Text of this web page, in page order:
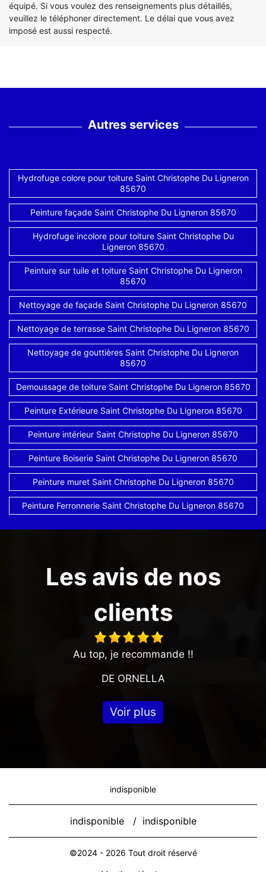
équipé. Si vous voulez des renseignements plus détaillés,
veuillez le téléphoner directement. Le délai que vous avez
imposé est aussi respecté.
Autres services
Hydrofuge colore pour toiture Saint Christophe Du Ligneron
85670
Peinture façade Saint Christophe Du Ligneron 85670
Hydrofuge incolore pour toiture Saint Christophe Du
Ligneron 85670
Peinture sur tuile et toiture Saint Christophe Du Ligneron
85670
Nettoyage de façade Saint Christophe Du Ligneron 85670
Nettoyage de terrasse Saint Christophe Du Ligneron 85670
Nettoyage de gouttières Saint Christophe Du Ligneron
85670
Demoussage de toiture Saint Christophe Du Ligneron 85670
Peinture Extérieure Saint Christophe Du Ligneron 85670
Peinture intérieur Saint Christophe Du Ligneron 85670
Peinture Boiserie Saint Christophe Du Ligneron 85670
Peinture muret Saint Christophe Du Ligneron 85670
Peinture Ferronnerie Saint Christophe Du Ligneron 85670
Les avis de nos
clients
Au top, je recommande !!
DE ORNELLA
Voir plus
indisponible
indisponible / indisponible
©2024 - 2026 Tout droit réservé